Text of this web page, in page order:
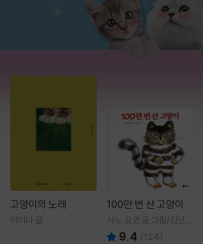
고양이의 노래
이미나 글
100만 번 산 고양이
사노 요코 글,그림/김난주
역 9.4 (124)